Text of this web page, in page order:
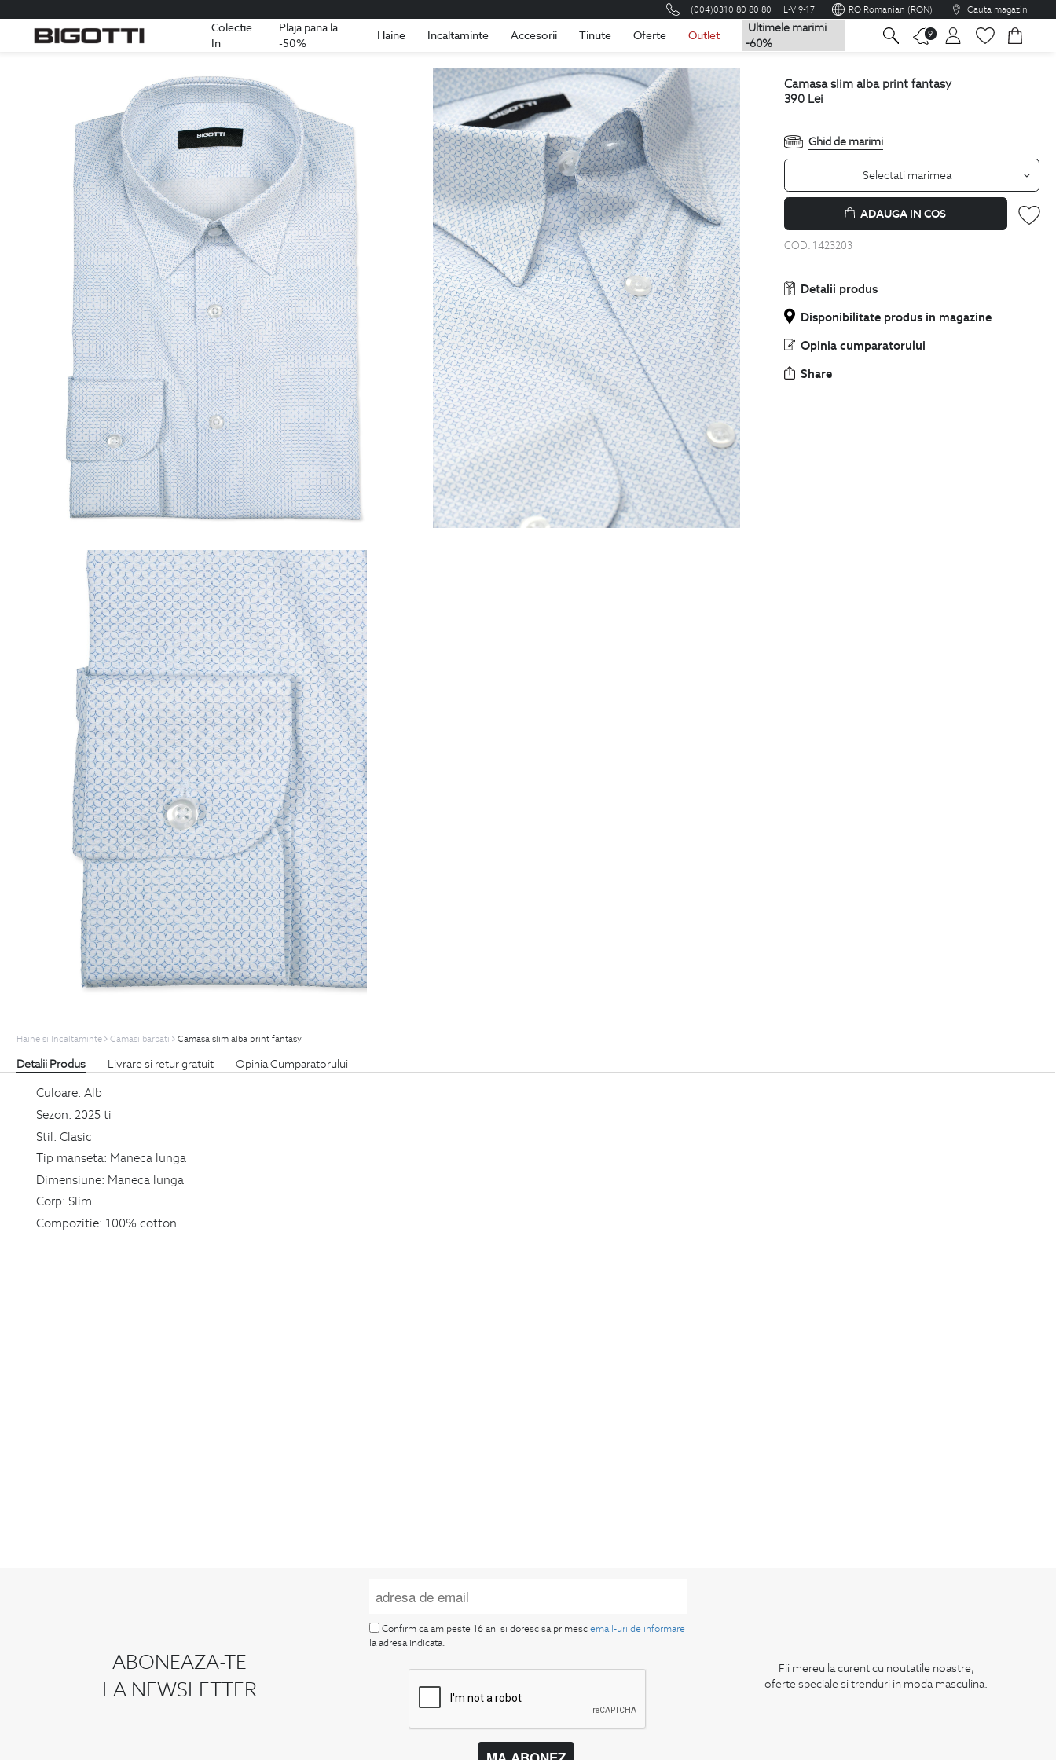
(004)0310 80 80 80 L-V 9-17 RO Romanian (RON) Cauta magazin
Colectie
In
Plaja pana la
-50%
Haine Incaltaminte Accesorii Tinute Oferte Outlet
Ultimele marimi
-60%
9
Romania Romana
camasa slim alba print fantasy
390 Lei
Ghid de marimi
Selectati marimea
ADAUGA IN COS
COD: 1423203
Detalii produs
Disponibilitate produs in magazine
Opinia cumparatorului
Share
Haine si Incaltaminte Camasi barbati Camasa slim alba print fantasy
Detalii Produs Livrare si retur gratuit Opinia Cumparatorului
Culoare: Alb
Sezon: 2025 ti
Stil: Clasic
Tip manseta: Maneca lunga
Dimensiune: Maneca lunga
Corp: Slim
Compozitie: 100% cotton
ABONEAZA-TE
LA NEWSLETTER
Confirm ca am peste 16 ani si doresc sa primescemail-uri de informare
la adresa indicata.
Fii mereu la curent cu noutatile noastre,
oferte speciale si trenduri in moda masculina.